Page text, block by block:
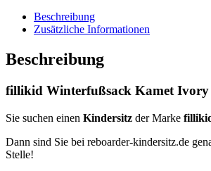
Beschreibung
Zusätzliche Informationen
Beschreibung
fillikid Winterfußsack Kamet Ivory
Sie suchen einen Kindersitz der Marke
Dann sind Sie bei reboarder-kindersitz.de
Stelle!